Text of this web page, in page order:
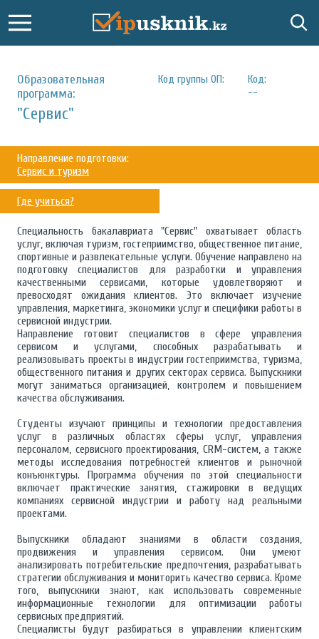
Образовательная
программа:
Код группы ОП:
Код:
--
"Сервис"
Направление подготовки:
Сервис и туризм
Где учиться?
Специальность бакалавриата "Сервис" охватывает область
услуг, включая туризм, гостеприимство, общественное питание,
спортивные и развлекательные услуги. Обучение направлено на
подготовку специалистов для разработки и управления
качественными сервисами, которые удовлетворяют и
превосходят ожидания клиентов. Это включает изучение
управления, маркетинга, экономики услуг и специфики работы в
сервисной индустрии.
Направление готовит специалистов в сфере управления
сервисом и услугами, способных разрабатывать и
реализовывать проекты в индустрии гостеприимства, туризма,
общественного питания и других секторах сервиса. Выпускники
могут заниматься организацией, контролем и повышением
качества обслуживания.
Студенты изучают принципы и технологии предоставления
услуг в различных областях сферы услуг, управления
персоналом, сервисного проектирования, CRM-систем, а также
методы исследования потребностей клиентов и рыночной
конъюнктуры. Программа обучения по этой специальности
включает практические занятия, стажировки в ведущих
компаниях сервисной индустрии и работу над реальными
проектами.
Выпускники обладают знаниями в области создания,
продвижения и управления сервисом. Они умеют
анализировать потребительские предпочтения, разрабатывать
стратегии обслуживания и мониторить качество сервиса. Кроме
того, выпускники знают, как использовать современные
информационные технологии для оптимизации работы
сервисных предприятий.
Специалисты будут разбираться в управлении клиентским